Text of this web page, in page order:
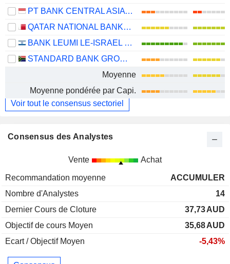
PT BANK CENTRAL ASIA TBK
QATAR NATIONAL BANK (Q.P.S.C.)
BANK LEUMI LE-ISRAEL B.M.
STANDARD BANK GROUP LIMITED
Moyenne
Moyenne pondérée par Capi.
Voir tout le consensus sectoriel
Consensus des Analystes
Vente Achat
Recommandation moyenne
ACCUMULER
Nombre d'Analystes
14
Dernier Cours de Cloture
37,73AUD
Objectif de cours Moyen
35,68AUD
Ecart / Objectif Moyen
-5,43%